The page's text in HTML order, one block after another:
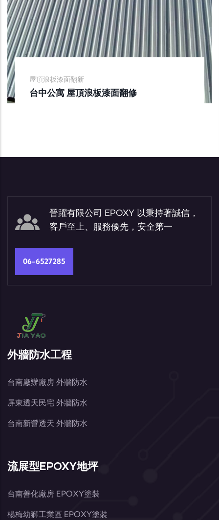
屋頂浪板漆面翻新
台中公寓 屋頂浪板漆面翻修
晉躍有限公司 EPOXY 以秉持著誠信，
客戶至上、服務優先，安全第一
06-6527285
外牆防水工程
台南廠辦廠房 外牆防水
屏東透天民宅 外牆防水
台南新營透天 外牆防水
流展型EPOXY地坪
台南善化廠房 EPOXY塗裝
楊梅幼獅工業區 EPOXY塗裝